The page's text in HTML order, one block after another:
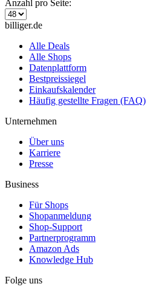
Anzahl pro Seite:
billiger.de
Alle Deals
Alle Shops
Datenplattform
Bestpreissiegel
Einkaufskalender
Häufig gestellte Fragen (FAQ)
Unternehmen
Über uns
Karriere
Presse
Business
Für Shops
Shopanmeldung
Shop-Support
Partnerprogramm
Amazon Ads
Knowledge Hub
Folge uns